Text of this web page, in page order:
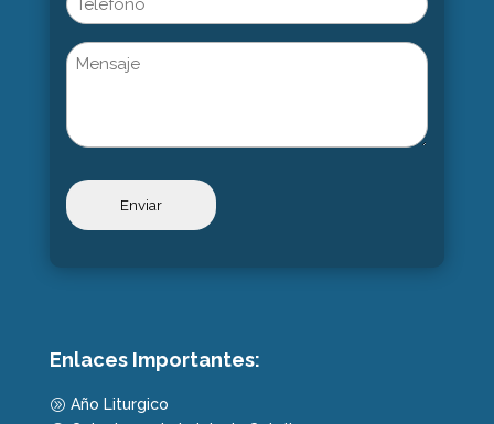
Untitled
Enlaces Importantes:
A Año Liturgico